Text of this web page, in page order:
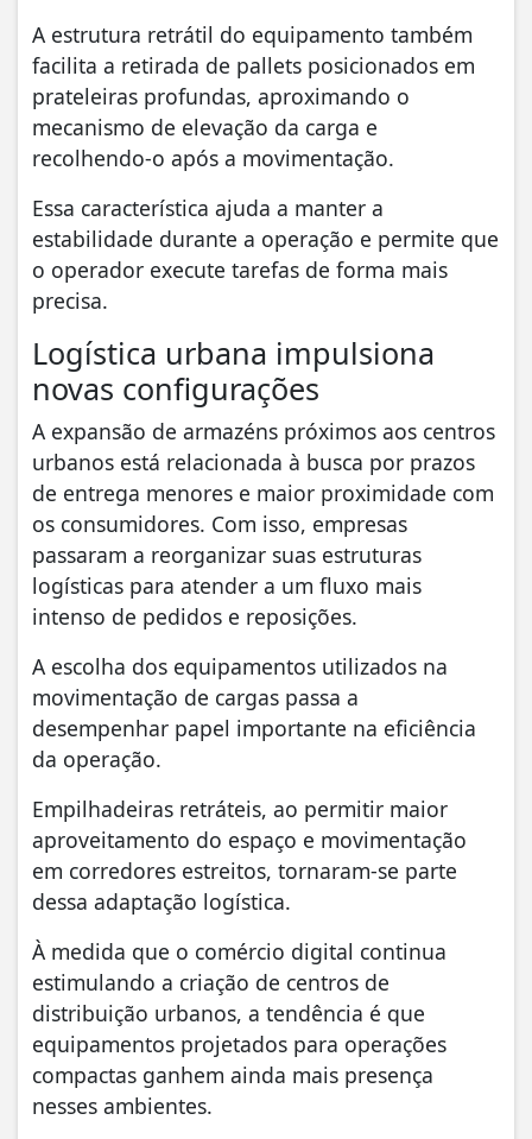
A estrutura retrátil do equipamento também
facilita a retirada de pallets posicionados em
prateleiras profundas, aproximando o
mecanismo de elevação da carga e
recolhendo-o após a movimentação.
Essa característica ajuda a manter a
estabilidade durante a operação e permite que
o operador execute tarefas de forma mais
precisa.
Logística urbana impulsiona
novas configurações
A expansão de armazéns próximos aos centros
urbanos está relacionada à busca por prazos
de entrega menores e maior proximidade com
os consumidores. Com isso, empresas
passaram a reorganizar suas estruturas
logísticas para atender a um fluxo mais
intenso de pedidos e reposições.
A escolha dos equipamentos utilizados na
movimentação de cargas passa a
desempenhar papel importante na eficiência
da operação.
Empilhadeiras retráteis, ao permitir maior
aproveitamento do espaço e movimentação
em corredores estreitos, tornaram-se parte
dessa adaptação logística.
À medida que o comércio digital continua
estimulando a criação de centros de
distribuição urbanos, a tendência é que
equipamentos projetados para operações
compactas ganhem ainda mais presença
nesses ambientes.